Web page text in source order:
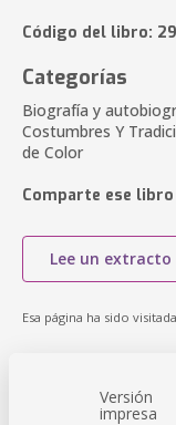
Código del libro:
Categorías
Biografía y
Costumbres Y
de Color
Comparte ese libro
Lee un extracto
Esa página ha sido visitada
Versión
impresa